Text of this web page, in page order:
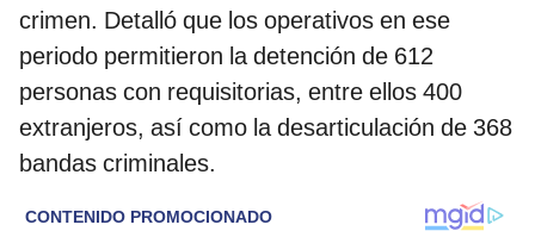
crimen. Detalló que los operativos en ese
periodo permitieron la detención de 612
personas con requisitorias, entre ellos 400
extranjeros, así como la desarticulación de 368
bandas criminales.